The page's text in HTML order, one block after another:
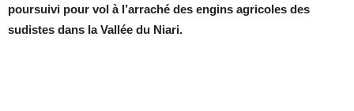
poursuivi pour vol à l’arraché des engins agricoles des
sudistes dans la Vallée du Niari.